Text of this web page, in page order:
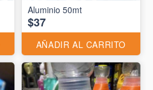
Aluminio 50mt
$37
AÑADIR AL CARRITO